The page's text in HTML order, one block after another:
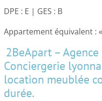
DPE : E | GES : B
Appartement équivalent : «
2BeApart –
Conciergerie
location meublée
durée.